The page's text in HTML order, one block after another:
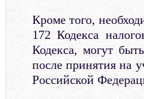
Кроме того,
172 Кодекса
Кодекса, могут
после принятия на
Российской